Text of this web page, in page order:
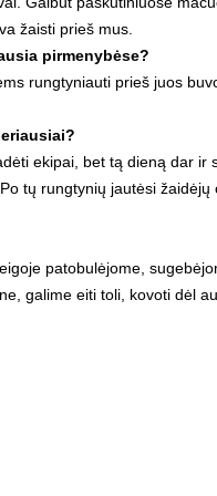
žaisti prieš mus.
pirmenybėse?
rungtyniauti prieš juos
ekipai, bet tą dieną dar ir
tų rungtynių jautėsi žaidėjų
patobulėjome,
galime eiti toli, kovoti dėl
Vilniaus Žirmūnų